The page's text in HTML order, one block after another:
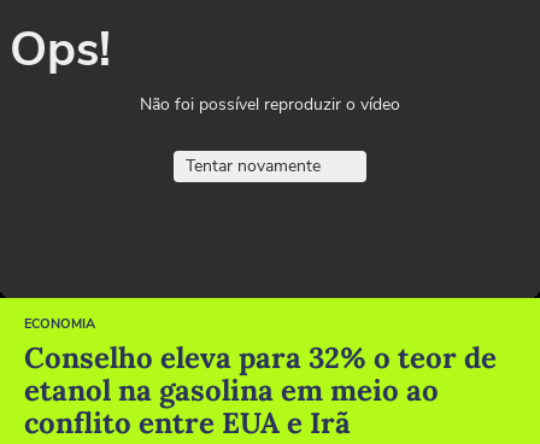
Ops!
Não foi possível reproduzir o vídeo
Tentar novamente
ECONOMIA
Conselho eleva para 32% o teor de
etanol na gasolina em meio ao
conflito entre EUA e Irã